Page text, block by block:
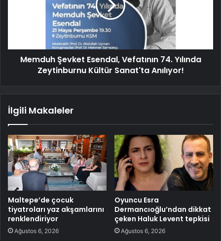
Memduh Şevket Esendal, Vefatının 74. Yılında
Zeytinburnu Kültür Sanat'ta Anılıyor!
İlgili Makaleler
Maltepe’de çocuk
tiyatroları yaz akşamlarını
renklendiriyor
Ağustos 6, 2026
Oyuncu Esra
Dermancıoğlu’ndan dikkat
çeken Haluk Levent tepkisi
Ağustos 6, 2026